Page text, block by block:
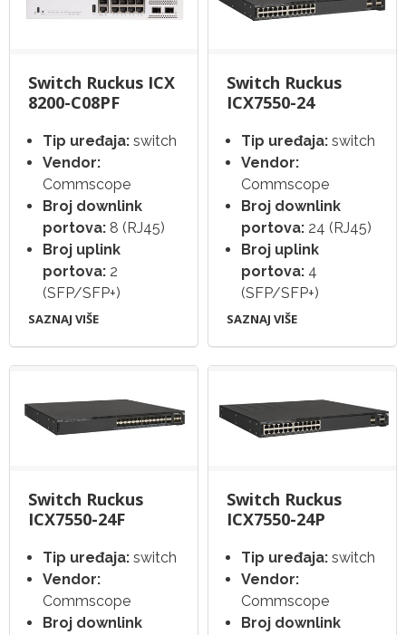
Switch Ruckus ICX
8200-C08PF
Tip uređaja: switch
Vendor:
Commscope
Broj downlink
portova: 8 (RJ45)
Broj uplink
portova: 2
(SFP/SFP+)
SAZNAJ VIŠE
Switch Ruckus
ICX7550-24
Tip uređaja: switch
Vendor:
Commscope
Broj downlink
portova: 24 (RJ45)
Broj uplink
portova: 4
(SFP/SFP+)
SAZNAJ VIŠE
Switch Ruckus
ICX7550-24F
Tip uređaja: switch
Vendor:
Commscope
Broj downlink
Switch Ruckus
ICX7550-24P
Tip uređaja: switch
Vendor:
Commscope
Broj downlink